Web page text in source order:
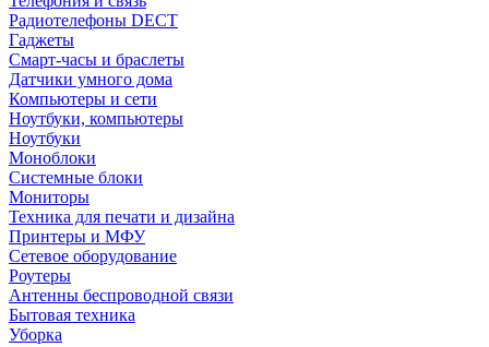
Радиотелефоны DECT
Гаджеты
Смарт-часы и браслеты
Датчики умного дома
Компьютеры и сети
Ноутбуки, компьютеры
Ноутбуки
Моноблоки
Системные блоки
Мониторы
Техника для печати и дизайна
Принтеры и МФУ
Сетевое оборудование
Роутеры
Антенны беспроводной связи
Бытовая техника
Уборка